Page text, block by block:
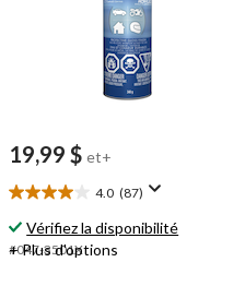
19,99 $ et+
4.0 (87)
4.0
étoile(s)
sur
Vérifiez la disponibilité
#047-3501X
+ Plus d'options